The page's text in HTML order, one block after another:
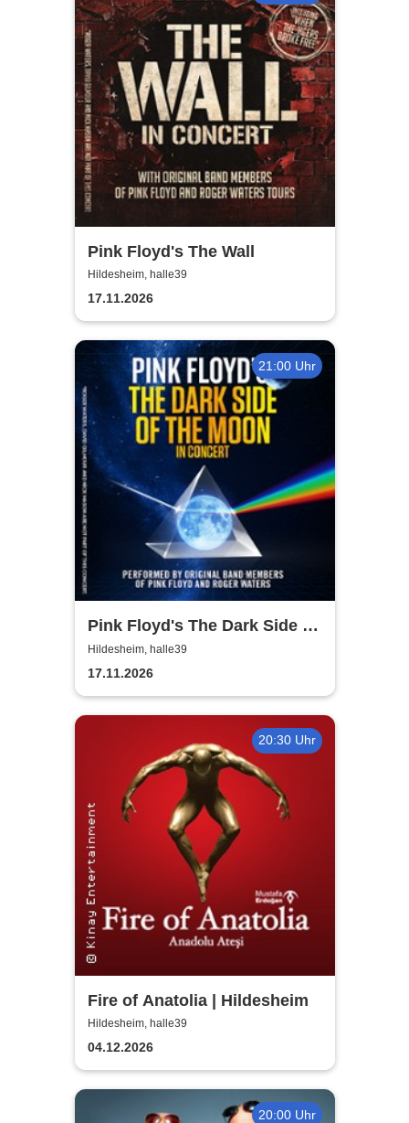
Pink Floyd's The Wall
Hildesheim, halle39
17.11.2026
21:00 Uhr
Pink Floyd's The Dark Side of
the Moon - In Concert
Hildesheim, halle39
17.11.2026
20:30 Uhr
Fire of Anatolia | Hildesheim
Hildesheim, halle39
04.12.2026
20:00 Uhr